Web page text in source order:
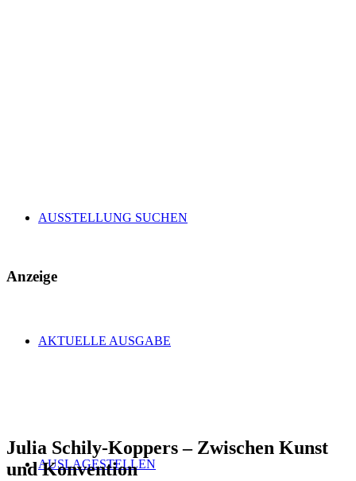
AUSSTELLUNG SUCHEN
AKTUELLE AUSGABE
AUSLAGESTELLEN
Anzeige
Julia Schily-Koppers – Zwischen Kunst
und Konvention